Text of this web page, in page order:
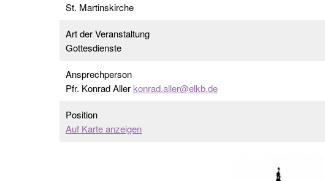
St. Martinskirche
Art der Veranstaltung
Gottesdienste
Ansprechperson
Pfr. Konrad Aller konrad.aller@elkb.de
Position
Auf Karte anzeigen